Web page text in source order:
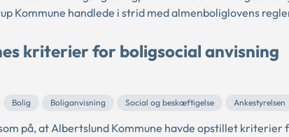
Kommune handlede i strid med almenboliglovens
kriterier for boligsocial anvisning
Bolig Boliganvisning Social og beskæftigelse Ankestyrelsen
på, at Albertslund Kommune havde opstillet kriterier